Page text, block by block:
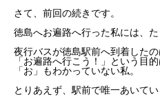
さて、前回の続きです。
徳島へお遍路へ行った私には、
夜行バスが徳島駅前へ到着したの
「お遍路へ行こう！」という目
「お」もわかっていない私。
とりあえず、駅前で唯一あいて